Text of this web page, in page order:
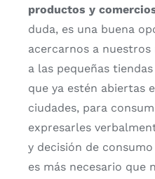
productos y
duda, es una buena
acercarnos a
a las pequeñas
que ya estén abiertas
ciudades, para
expresarles
y decisión de
es más necesario que